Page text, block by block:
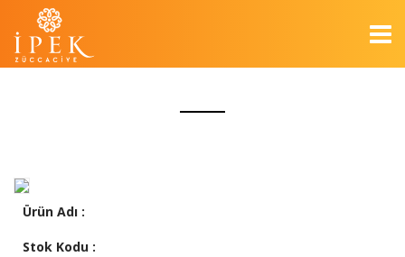
Ürün Adı :
Stok Kodu :